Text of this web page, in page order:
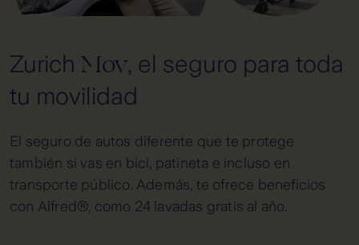
Zurich Mov, el seguro para toda
tu movilidad
El seguro de autos diferente que te protege
también si vas en bici, patineta e incluso en
transporte público. Además, te ofrece beneficios
con Alfred®, como 24 lavadas gratis al año.